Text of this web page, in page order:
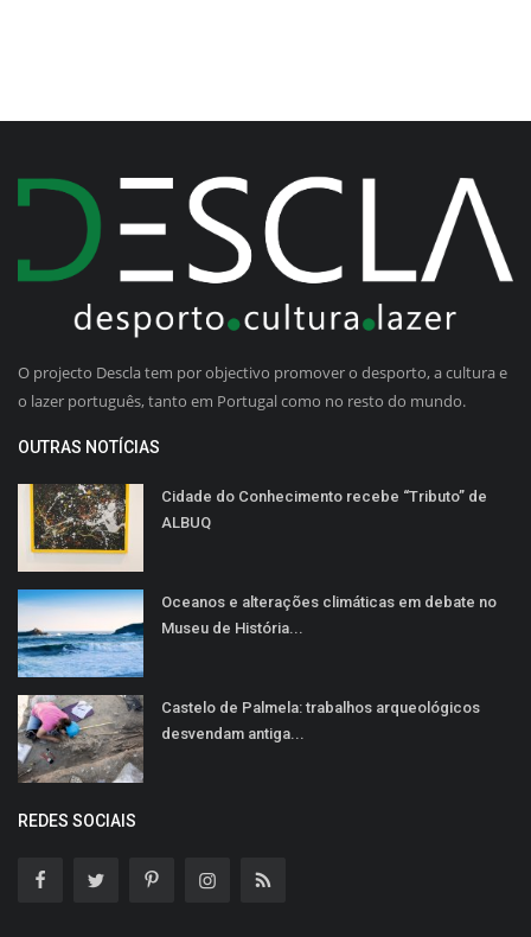
O projecto Descla tem por objectivo promover o desporto, a cultura e
o lazer português, tanto em Portugal como no resto do mundo.
OUTRAS NOTÍCIAS
Cidade do Conhecimento recebe “Tributo” de
ALBUQ
Oceanos e alterações climáticas em debate no
Museu de História...
Castelo de Palmela: trabalhos arqueológicos
desvendam antiga...
REDES SOCIAIS